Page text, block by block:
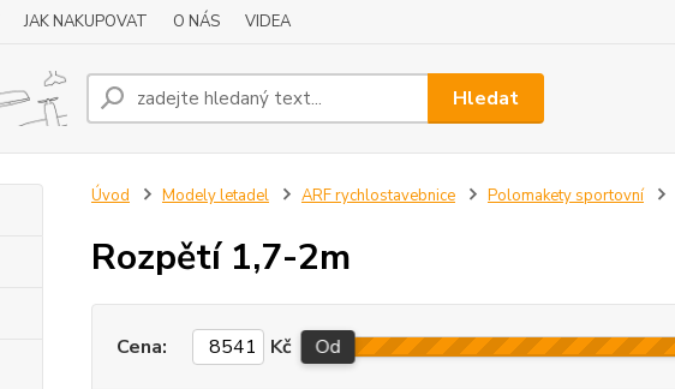
JAK NAKUPOVAT O NÁS VIDEA
Hledat
Úvod Modely letadel ARF rychlostavebnice Polomakety sportovní
Rozpětí 1,7-2m
Cena: Kč Od